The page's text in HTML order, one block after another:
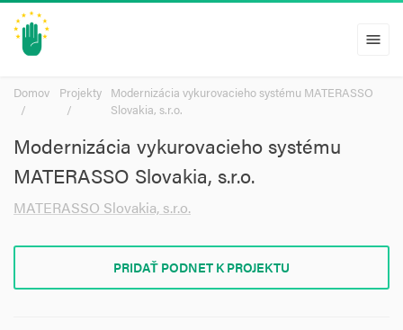
menu
Domov Projekty Modernizácia vykurovacieho systému MATERASSO
Slovakia, s.r.o.
Modernizácia vykurovacieho systému
MATERASSO Slovakia, s.r.o.
MATERASSO Slovakia, s.r.o.
PRIDAŤ PODNET K PROJEKTU